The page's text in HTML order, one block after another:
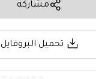
مشاركة
تحميل البروفايل